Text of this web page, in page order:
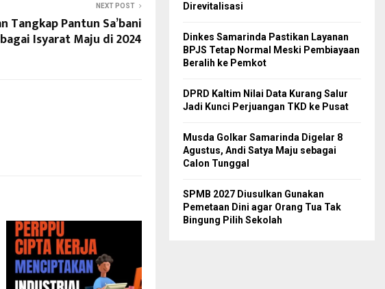
NEXT POST
Tangkap Pantun Sa’bani
Isyarat Maju di 2024
Direvitalisasi
Dinkes Samarinda Pastikan Layanan
BPJS Tetap Normal Meski Pembiayaan
Beralih ke Pemkot
DPRD Kaltim Nilai Data Kurang Salur
Jadi Kunci Perjuangan TKD ke Pusat
Musda Golkar Samarinda Digelar 8
Agustus, Andi Satya Maju sebagai
Calon Tunggal
SPMB 2027 Diusulkan Gunakan
Pemetaan Dini agar Orang Tua Tak
Bingung Pilih Sekolah